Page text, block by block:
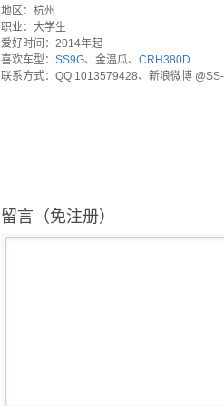
地区：杭州
职业：大学生
爱好时间：2014年起
喜欢车型： SS9G、金温瓜、 CRH380D
联系方式：QQ 1013579428、新浪微博
留言（免注册）